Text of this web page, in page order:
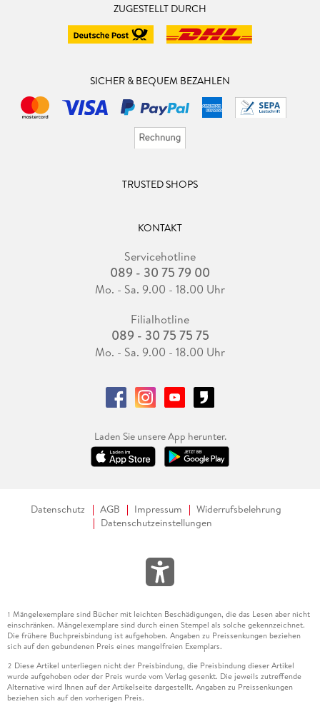
ZUGESTELLT DURCH
SICHER & BEQUEM BEZAHLEN
TRUSTED SHOPS
KONTAKT
Servicehotline
089 - 30 75 79 00
Mo. - Sa. 9.00 - 18.00 Uhr
Filialhotline
089 - 30 75 75 75
Mo. - Sa. 9.00 - 18.00 Uhr
Laden Sie unsere App herunter.
Datenschutz AGB Impressum
Widerrufsbelehrung
Datenschutzeinstellungen
1 Mängelexemplare sind Bücher mit leichten Beschädigungen, die das Lesen aber nicht
einschränken. Mängelexemplare sind durch einen Stempel als solche gekennzeichnet.
Die frühere Buchpreisbindung ist aufgehoben. Angaben zu Preissenkungen beziehen
sich auf den gebundenen Preis eines mangelfreien Exemplars.
2 Diese Artikel unterliegen nicht der Preisbindung, die Preisbindung dieser Artikel
wurde aufgehoben oder der Preis wurde vom Verlag gesenkt. Die jeweils zutreffende
Alternative wird Ihnen auf der Artikelseite dargestellt. Angaben zu Preissenkungen
beziehen sich auf den vorherigen Preis.